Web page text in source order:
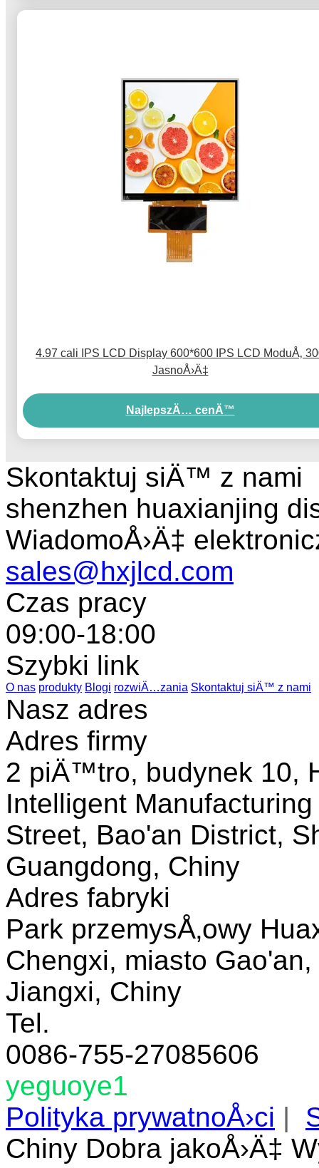
4.97 cali IPS LCD Display 600*600 IPS LCD ModuÅ‚
JasnoÅ›Ä‡
NajlepszÄ… cenÄ™
Skontaktuj siÄ™ z nami
shenzhen huaxianjing
WiadomoÅ›Ä‡
sales@hxjlcd.com
Czas pracy
09:00-18:00
Szybki link
O nas produkty Blogi rozwiÄ…zania Skontaktuj siÄ™ z nami
Nasz adres
Adres firmy
2 piÄ™tro, budynek 10,
Intelligent
Street, Bao'an District,
Guangdong, Chiny
Adres fabryki
Park przemysÅ‚owy
Chengxi, miasto
Jiangxi, Chiny
Tel.
0086-755-27085606
yeguoye1
Polityka prywatnoÅ›ci |
Chiny Dobra jakoÅ›Ä‡